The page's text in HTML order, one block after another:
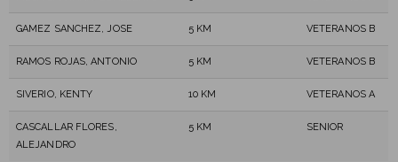
GAMEZ SANCHEZ, JOSE 5 KM VETERANOS B
RAMOS ROJAS, ANTONIO 5 KM VETERANOS B
SIVERIO, KENTY 10 KM VETERANOS A
CASCALLAR FLORES,
ALEJANDRO
5 KM SENIOR